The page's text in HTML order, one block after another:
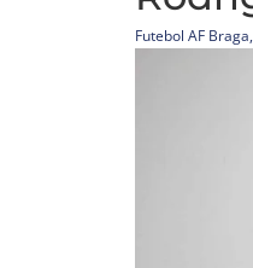
Futebol AF Braga,